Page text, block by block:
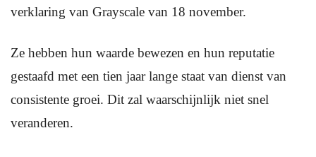
verklaring van Grayscale van 18 november.
Ze hebben hun waarde bewezen en hun reputatie
gestaafd met een tien jaar lange staat van dienst van
consistente groei. Dit zal waarschijnlijk niet snel
veranderen.